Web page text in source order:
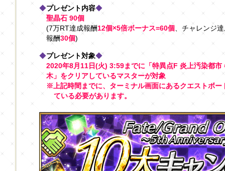
◆プレゼント内容◆
聖晶石 90個
(7万RT達成報酬12個×5倍ボーナス=60個 、チャレンジ
報酬30個)
◆プレゼント対象◆
2020年8月11日(火) 3:59までに「特異点F 炎上汚染都市
木」をクリアしているマスターが対象
※上記時間までに、ターミナル画面にあるクエストボ
ている必要があります。